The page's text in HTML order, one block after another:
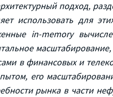
подход,
использовать для
in-memory
в финансовых и
его
рынка в части